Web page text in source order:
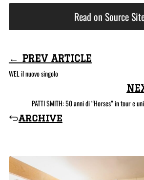
Read on Source
← PREV ARTICLE
WEL il nuovo singolo
archive
PATTI SMITH: 50 anni di “Horses” in tour e